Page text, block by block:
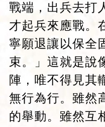
戰端，出兵去打
才起兵來應戰。
寧願退讓以保全
束。」這就是說
陣，唯不得見其
無行為行。雖然
的舉動。雖然互